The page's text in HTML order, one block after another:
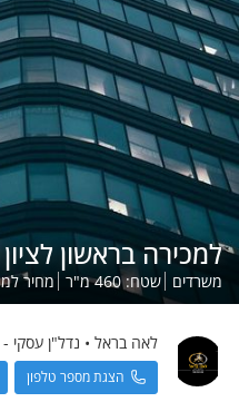
למכירה בראשון לציון
משרדים שטח:460מ"ר מחיר
לאה בראל • נדל"ן עסקי
הצגת מספר טלפון